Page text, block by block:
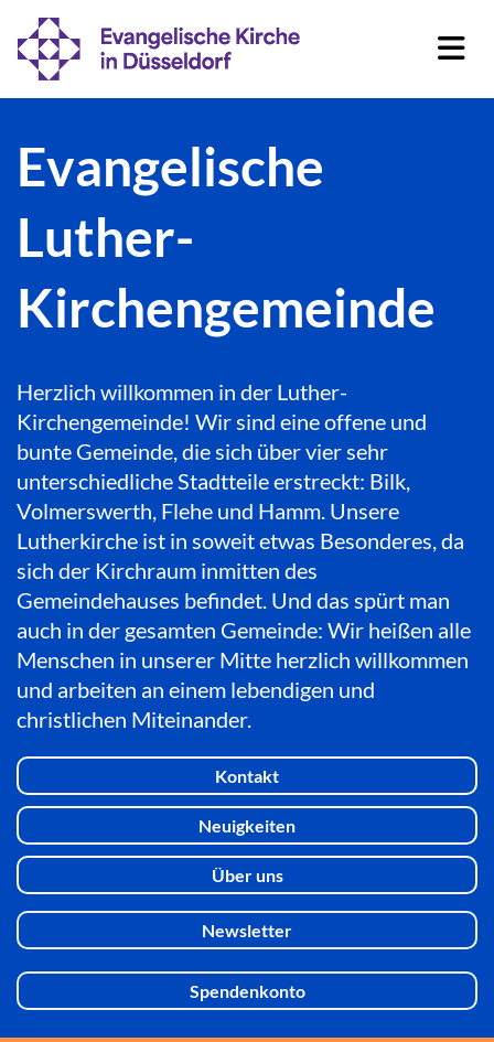
Evangelische
Luther-
Kirchengemeinde
Herzlich willkommen in der Luther-
Kirchengemeinde! Wir sind eine offene und
bunte Gemeinde, die sich über vier sehr
unterschiedliche Stadtteile erstreckt: Bilk,
Volmerswerth, Flehe und Hamm. Unsere
Lutherkirche ist in soweit etwas Besonderes, da
sich der Kirchraum inmitten des
Gemeindehauses befindet. Und das spürt man
auch in der gesamten Gemeinde: Wir heißen alle
Menschen in unserer Mitte herzlich willkommen
und arbeiten an einem lebendigen und
christlichen Miteinander.
Kontakt
Neuigkeiten
Über uns
Newsletter
Spendenkonto